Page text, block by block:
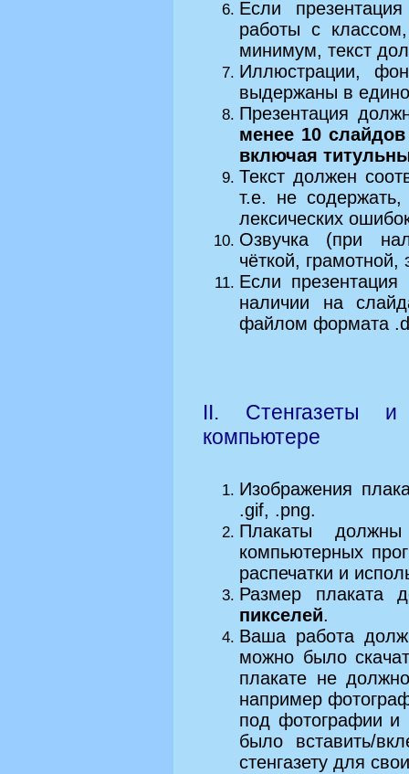
Если
работы с
минимум, текст
Иллюстрации,
выдержаны в
Презентация
менее 10
включая
Текст должен
т.е. не содержать,
лексических
Озвучка (при
чёткой,
Если
наличии на
файлом формата
II. Стенгазеты
компьютере
Изображения
.gif, .png.
Плакаты
компьютерных
распечатки и
Размер плаката
пикселей.
Ваша работа
можно было
плакате не
например
под фотографии
было вставить/
стенгазету для